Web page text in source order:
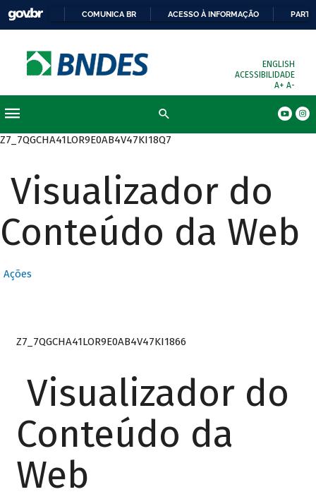
COMUNICA BR ACESSO À INFORMAÇÃO
ENGLISH
ACESSIBILIDADE
A+ A-
Z7_7QGCHA41LOR9E0AB4V47KI18Q7
Visualizador do
Conteúdo da Web
Ações
Z7_7QGCHA41LOR9E0AB4V47KI1866
Visualizador do
Conteúdo da
Web